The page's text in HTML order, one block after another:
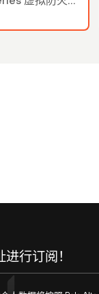
的投资回